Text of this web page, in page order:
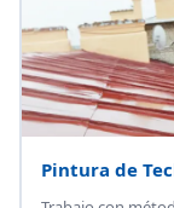
Pintura de